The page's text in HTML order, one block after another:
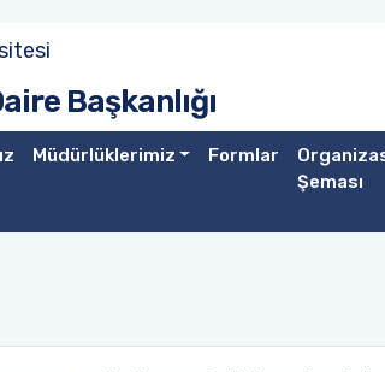
Başkanlığı
Müdürlüklerimiz Formlar
Şeması
Müdürlüğü